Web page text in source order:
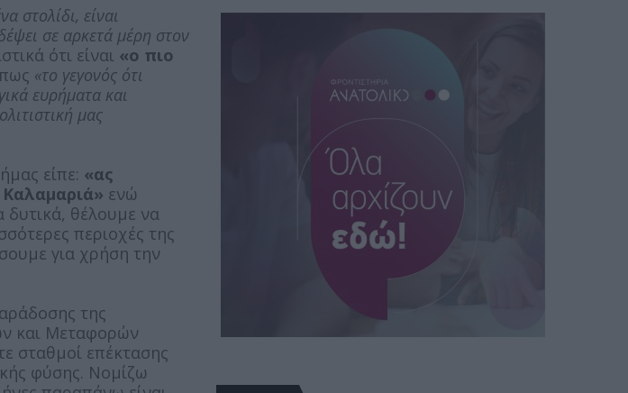
στολίδι, είναι
σε αρκετά μέρη στον
ότι είναι «ο πιο
«το γεγονός ότι
ευρήματα και
μας
είπε: «ας
ενώ
δυτικά, θέλουμε να
περιοχές της
για χρήση την
της
και Μεταφορών
σταθμοί επέκτασης
φύσης. Νομίζω